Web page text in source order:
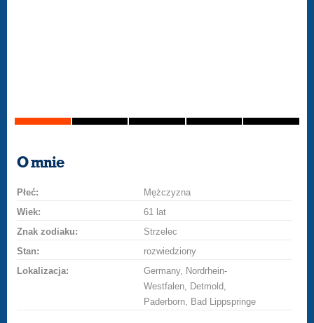
O mnie
Płeć:
Mężczyzna
Wiek:
61 lat
Znak zodiaku:
Strzelec
Stan:
rozwiedziony
Lokalizacja:
Germany, Nordrhein-
Westfalen, Detmold,
Paderborn, Bad Lippspringe